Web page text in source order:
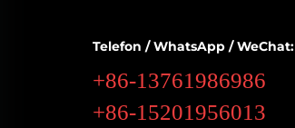
Telefon / WhatsApp / WeChat:
+86-13761986986
+86-15201956013